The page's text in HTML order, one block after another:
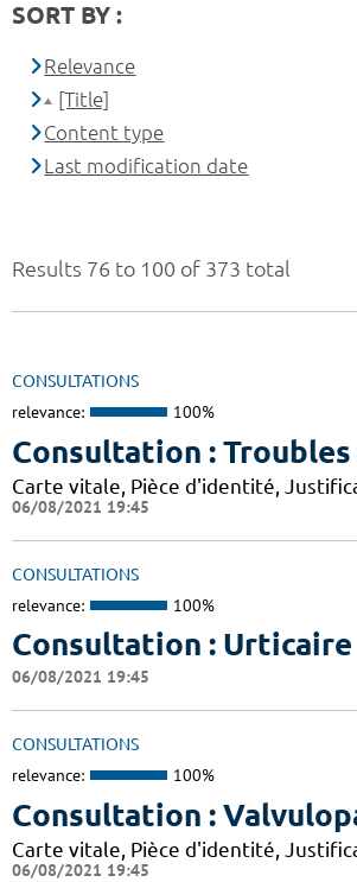
Results 76 to 100 of 373 total
CONSULTATIONS
relevance: 100%
Consultation :
Carte vitale, Pièce d'identité,
06/08/2021 19:45
CONSULTATIONS
relevance: 100%
Consultation :
06/08/2021 19:45
CONSULTATIONS
relevance: 100%
Consultation :
Carte vitale, Pièce d'identité,
06/08/2021 19:45
SORT BY :
Relevance
[Title]
Content type
Last modification date